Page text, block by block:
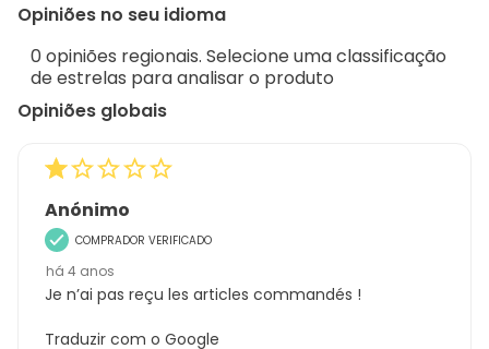
1
análise
Opiniões no seu idioma
0 opiniões regionais. Selecione uma classificação
de estrelas para analisar o produto
Opiniões globais
Anónimo
COMPRADOR VERIFICADO
há 4 anos
Je n’ai pas reçu les articles commandés !
Traduzir com o Google